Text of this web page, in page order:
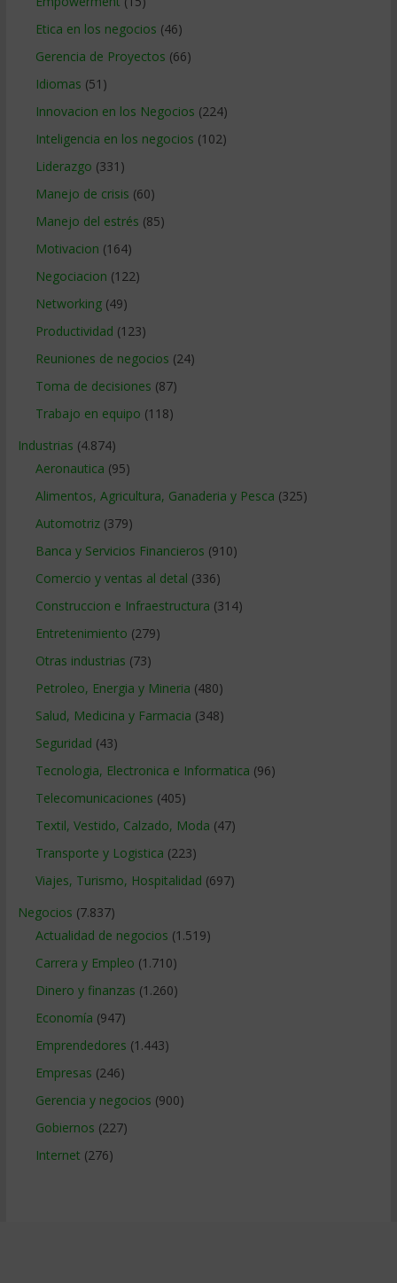
Etica en los negocios (46)
Gerencia de Proyectos (66)
Idiomas (51)
Innovacion en los Negocios (224)
Inteligencia en los negocios (102)
Liderazgo (331)
Manejo de crisis (60)
Manejo del estrés (85)
Motivacion (164)
Negociacion (122)
Networking(49)
Productividad (123)
Reuniones de negocios (24)
Toma de decisiones (87)
Trabajo en equipo (118)
Industrias (4.874)
Aeronautica (95)
Alimentos, Agricultura, Ganaderia y Pesca (325)
Automotriz(379)
Banca y Servicios Financieros (910)
Comercio y ventas al detal (336)
Construccion e Infraestructura (314)
Entretenimiento (279)
Otras industrias (73)
Petroleo, Energia y Mineria (480)
Salud, Medicina y Farmacia (348)
Seguridad (43)
Tecnologia, Electronica e Informatica (96)
Telecomunicaciones (405)
Textil, Vestido, Calzado, Moda (47)
Transporte y Logistica (223)
Viajes, Turismo, Hospitalidad (697)
Negocios (7.837)
Actualidad de negocios (1.519)
Carrera y Empleo (1.710)
Dinero y finanzas (1.260)
Economía (947)
Emprendedores (1.443)
Empresas (246)
Gerencia y negocios (900)
Gobiernos (227)
Internet (276)